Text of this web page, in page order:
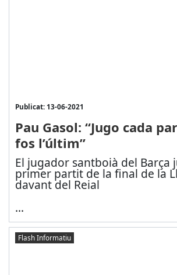
Publicat: 13-06-2021
Pau Gasol: “Jugo cada
fos l’últim”
El jugador santboià del Barça
primer partit de la final de la
davant del Reial
...
Flash Informatiu